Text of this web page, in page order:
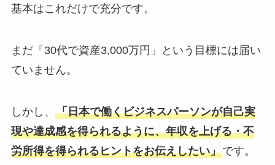
基本はこれだけで充分です。
まだ「30代で資産3,000万円」という目標には届い
ていません。
しかし、 「日本で働くビジネスパーソンが自己実
現や達成感を得られるように、年収を上げる・不
労所得を得られるヒントをお伝えしたい」です。